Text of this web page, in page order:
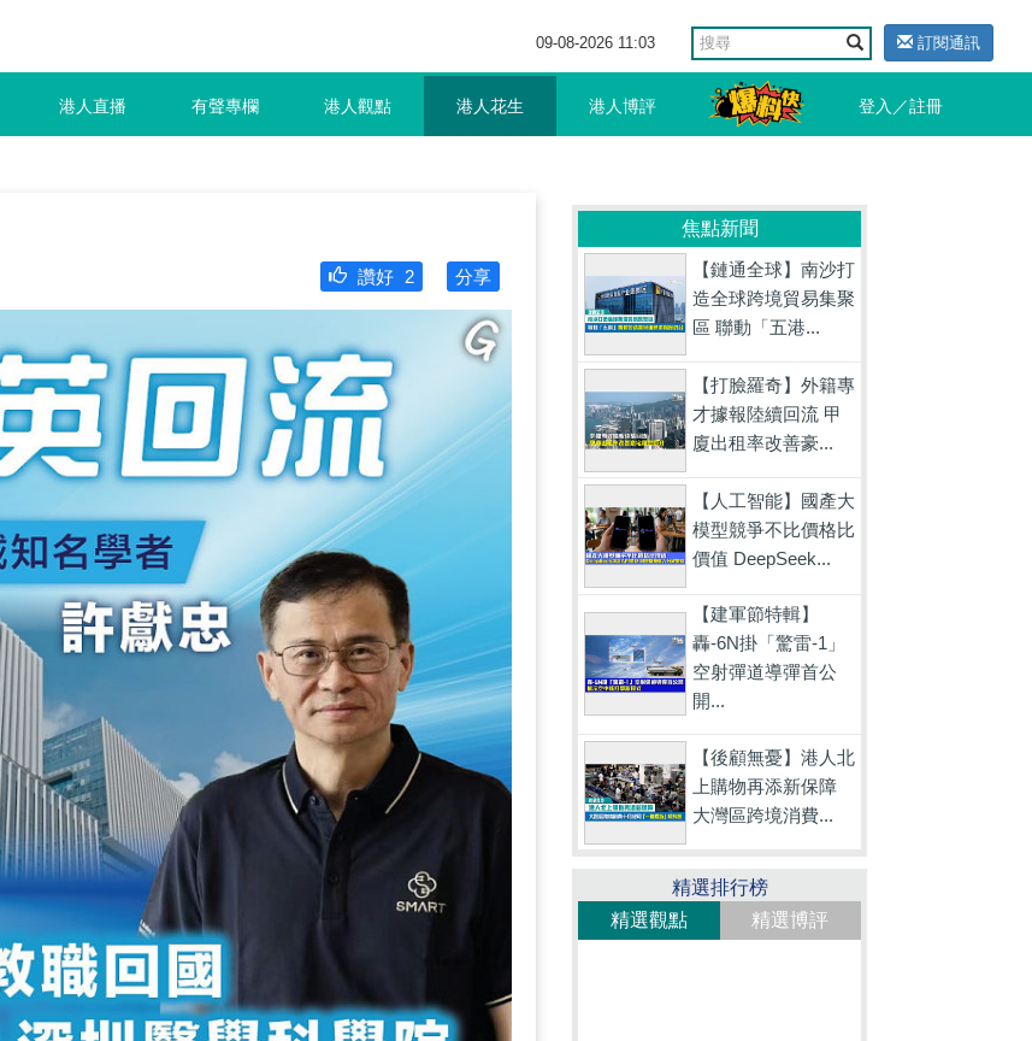
09-08-2026 11:03 訂閱通訊
港人直播 有聲專欄 港人觀點 港人花生 港人博評 登入／註冊
分享
讚好 2
焦點新聞
【鏈通全球】南沙打
造全球跨境貿易集聚
區 聯動「五港...
【打臉羅奇】外籍專
才據報陸續回流 甲
廈出租率改善豪...
【人工智能】國產大
模型競爭不比價格比
價值 DeepSeek...
【建軍節特輯】
轟-6N掛「驚雷-1」
空射彈道導彈首公
開...
【後顧無憂】港人北
上購物再添新保障
大灣區跨境消費...
精選排行榜
精選觀點
精選博評